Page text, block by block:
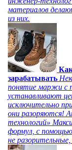
материалов
из них.
зарабатывать
понятие маржи с
устанавливают
исключительно
они разоряются!
технологий»
формул, с
не